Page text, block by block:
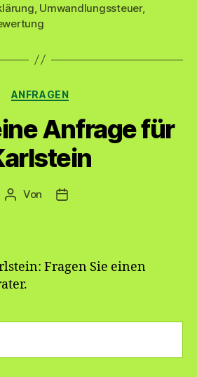
Umwandlungssteuer,
Kategorien
ANFRAGEN
Anfrage für
Beitragsautor
Von Veröffentlichungsdatum
Fragen Sie einen